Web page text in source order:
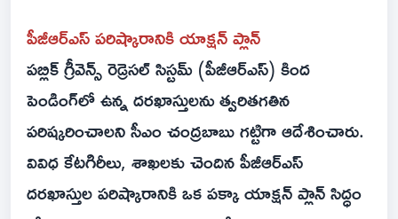
పీజీఆర్ఎస్ పరిష్కారానికి యాక్షన్ ప్లాన్
పబ్లిక్ గ్రీవెన్స్ రెడ్రెసల్ సిస్టమ్ (పీజీఆర్ఎస్) కింద
పెండింగ్‌లో ఉన్న దరఖాస్తులను త్వరితగతిన
పరిష్కరించాలని సీఎం చంద్రబాబు గట్టిగా ఆదేశించారు.
వివిధ కేటగిరీలు, శాఖలకు చెందిన పీజీఆర్ఎస్
దరఖాస్తుల పరిష్కారానికి ఒక పక్కా యాక్షన్ ప్లాన్ సిద్ధం